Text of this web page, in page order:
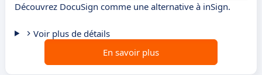
Découvrez DocuSign comme une alternative à inSign.
Voir plus de détails
En savoir plus